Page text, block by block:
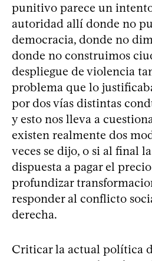
punitivo parece un
autoridad allí donde no
democracia, donde no
donde no construimos
despliegue de violencia
problema que lo
por dos vías distintas
y esto nos lleva a
existen realmente dos
veces se dijo, o si al final
dispuesta a pagar el
profundizar
responder al conflicto
derecha.
Criticar la actual política